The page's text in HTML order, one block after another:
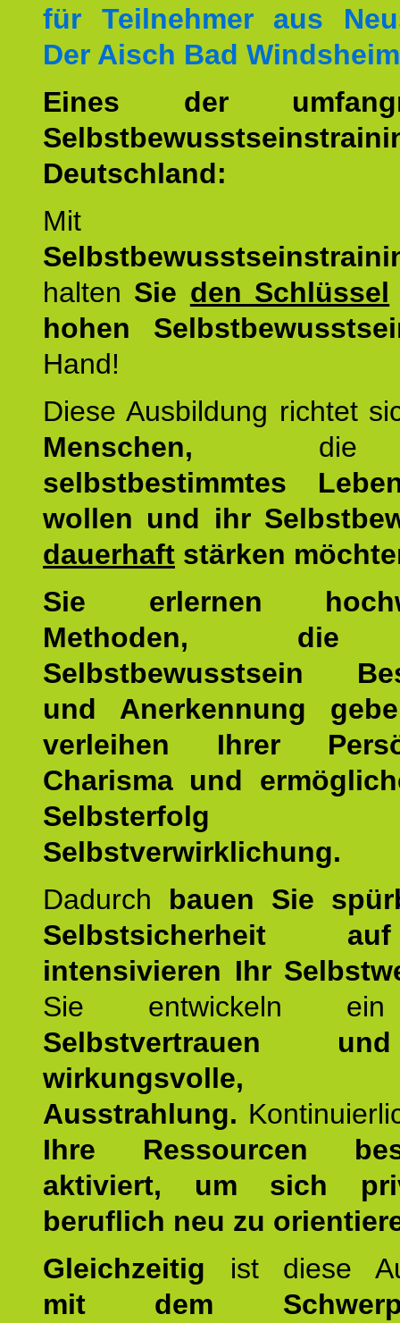
für Teilnehmer aus
Der Aisch Bad
Eines der
Deutschland:
Mit
halten Sie den Schlüssel
hohen
Hand!
Diese Ausbildung richtet
Menschen,
selbstbestimmtes
wollen und ihr
dauerhaft stärken
Sie erlernen
Methoden, die
Selbstbewusstsein
und Anerkennung
verleihen Ihrer
Charisma und
Selbstverwirklichung.
Dadurch bauen Sie
Selbstsicherheit
intensivieren Ihr
Sie entwickeln ein
Selbstvertrauen
wirkungsvolle,
Ausstrahlung.
Ihre Ressourcen
aktiviert, um sich
beruflich neu zu
Gleichzeitig ist diese
mit dem